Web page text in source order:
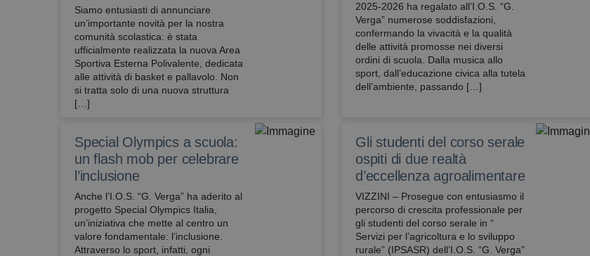
Siamo entusiasti di annunciare
un’importante novità per la nostra
comunità scolastica: è stata
ufficialmente realizzata la nuova Area
Sportiva Esterna Polivalente, dedicata
alle attività di basket e pallavolo. ​Non
si tratta solo di una nuova struttura
[…]
2025-2026 ha regalato all’I.O.S. “G.
Verga” numerose soddisfazioni,
confermando la vivacità e la qualità
delle attività promosse nei diversi
ordini di scuola. Dalla musica allo
sport, dall’educazione civica alla tutela
dell’ambiente, passando […]
Special Olympics a scuola:
un flash mob per celebrare
l’inclusione
Anche l’I.O.S. “G. Verga” ha aderito al
progetto Special Olympics Italia,
un’iniziativa che mette al centro un
valore fondamentale: l’inclusione.
Attraverso lo sport, infatti, ogni
Gli studenti del corso serale
ospiti di due realtà
d’eccellenza agroalimentare
VIZZINI – Prosegue con entusiasmo il
percorso di crescita professionale per
gli studenti del corso serale in “
Servizi per l’agricoltura e lo sviluppo
rurale” (IPSASR) dell’I.O.S. “G. Verga”